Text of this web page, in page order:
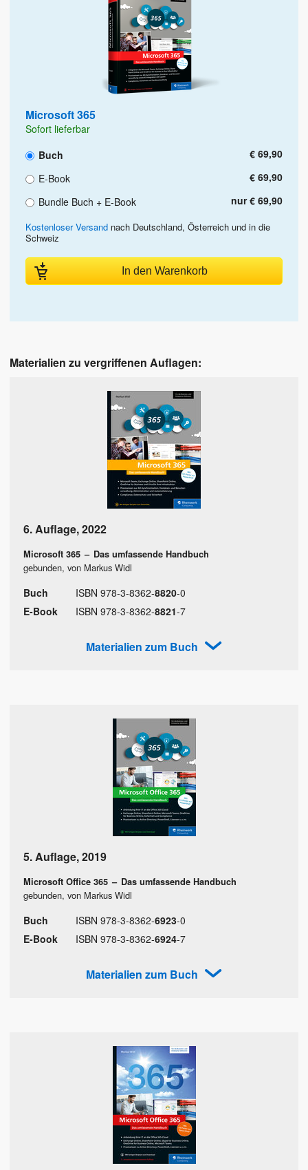
Microsoft 365
Sofort lieferbar
Buch
€ 69,90
E-Book
€ 69,90
Bundle Buch + E-Book
nur € 69,90
Kostenloser Versand nach Deutschland, Österreich und in die
Schweiz
In den Warenkorb
Materialien zu vergriffenen Auflagen:
6. Auflage,2022
Microsoft 365 – Das umfassende Handbuch
gebunden, von Markus Widl
Buch ISBN 978-3-8362-8820-0
E-Book
ISBN 978-3-8362-8821-7
Materialien zum Buch
5. Auflage,2019
Microsoft Office 365 – Das umfassende Handbuch
gebunden, von Markus Widl
Buch ISBN 978-3-8362-6923-0
E-Book
ISBN 978-3-8362-6924-7
Materialien zum Buch